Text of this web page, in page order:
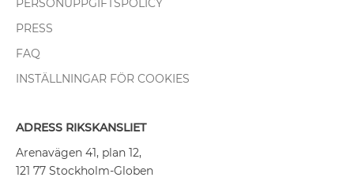
PERSONUPPGIFTSPOLICY
PRESS
FAQ
INSTÄLLNINGAR FÖR COOKIES
ADRESS RIKSKANSLIET
Arenavägen 41, plan 12,
121 77 Stockholm-Globen